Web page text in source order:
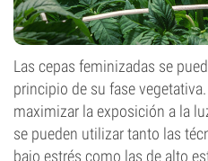
Las cepas feminizadas se
principio de su fase
maximizar la exposición a la
se pueden utilizar tanto las
bajo estrés como las de alto